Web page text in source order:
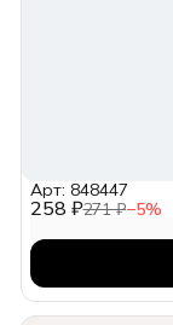
258 ₽271 ₽−5%
Арт: 848447